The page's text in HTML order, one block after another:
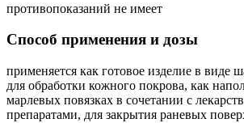
противопоказаний не имеет
Способ применения и дозы
применяется как готовое изделие в виде
для обработки кожного покрова, как
марлевых повязках в сочетании с
препаратами, для закрытия раневых